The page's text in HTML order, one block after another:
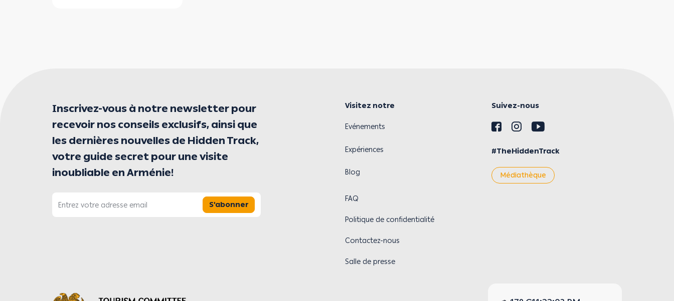
Inscrivez-vous à notre newsletter pour
recevoir nos conseils exclusifs, ainsi que
les dernières nouvelles de Hidden Track,
votre guide secret pour une visite
inoubliable en Arménie!
S'abonner
Visitez notre Suivez-nous
Evénements
Expériences #TheHiddenTrack
Blog Médiathèque
FAQ
Politique de confidentialité
Contactez-nous
Salle de presse